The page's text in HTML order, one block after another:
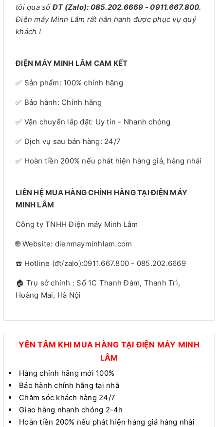
tôi qua sốĐT (Zalo): 085.202.6669 - 0911.667.800.
Điện máy Minh Lâm rất hân hạnh được phục vụ quý
khách !
ĐIỆN MÁY MINH LÂM CAM KẾT
✅ Sản phẩm: 100% chính hãng
✅ Bảo hành: Chính hãng
✅ Vận chuyển lắp đặt: Uy tín - Nhanh chóng
✅ Dịch vụ sau bán hàng: 24/7
✅ Hoàn tiền 200% nếu phát hiện hàng giả, hàng nhái
LIÊN HỆ MUA HÀNG CHÍNH HÃNG TẠI ĐIỆN MÁY
MINH LÂM
Công ty TNHH Điện máy Minh Lâm
🌐 Website: dienmayminhlam.com
☎️ Hotline (đt/zalo):0911.667.800 - 085.202.6669
🏠 Trụ sở chính : Số 1C Thanh Đàm, Thanh Trì,
Hoàng Mai, Hà Nội
YÊN TÂM KHI MUA HÀNG TẠI ĐIỆN MÁY MINH
LÂM
Hàng chính hãng mới 100%
Bảo hành chính hãng tại nhà
Chăm sóc khách hàng 24/7
Giao hàng nhanh chóng 2-4h
Hoàn tiền 200% nếu phát hiện hàng giả hàng nhái